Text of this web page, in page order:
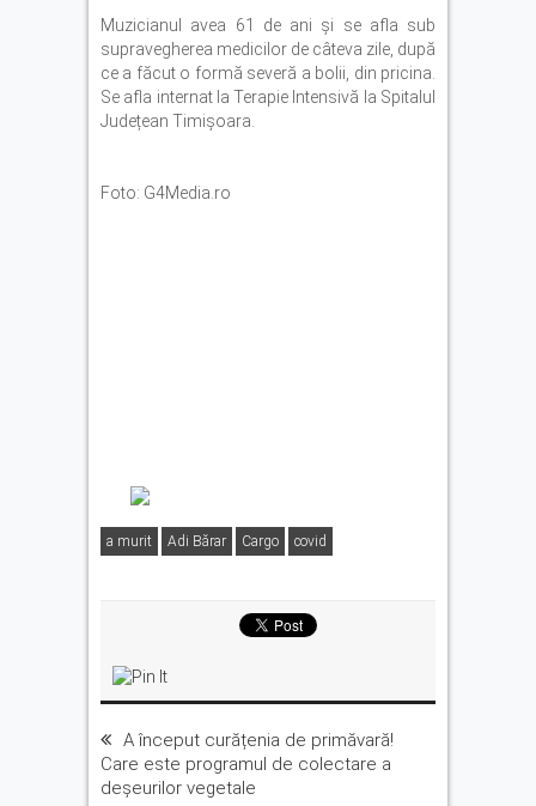
Muzicianul avea 61 de ani și se afla sub
supravegherea medicilor de câteva zile, după
ce a făcut o formă severă a bolii, din pricina.
Se afla internat la Terapie Intensivă la Spitalul
Județean Timișoara.
Foto: G4Media.ro
a murit Adi Bărar Cargo covid
A început curățenia de primăvară!
Care este programul de colectare a
deșeurilor vegetale